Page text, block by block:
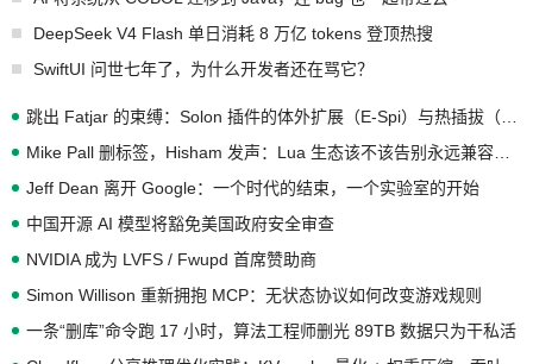
DeepSeek V4 Flash 单日消耗 8 万亿 tokens 登顶热搜
SwiftUI 问世七年了，为什么开发者还在骂它？
Jeff Dean 离开 Google：一个时代的结束，一个实验室的开始
中国开源 AI 模型将豁免美国政府安全审查
NVIDIA 成为 LVFS / Fwupd 首席赞助商
Simon Willison 重新拥抱 MCP：无状态协议如何改变游戏规则
一条“删库”命令跑 17 小时，算法工程师删光 89TB 数据只为干私活